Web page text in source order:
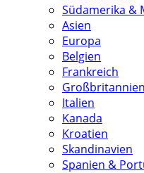
Südamerika &
Asien
Europa
Belgien
Frankreich
Italien
Kanada
Kroatien
Skandinavien
Spanien &